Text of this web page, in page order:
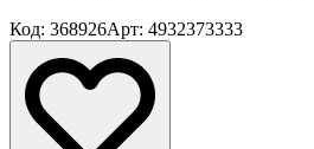
Код: 368926Арт: 4932373333